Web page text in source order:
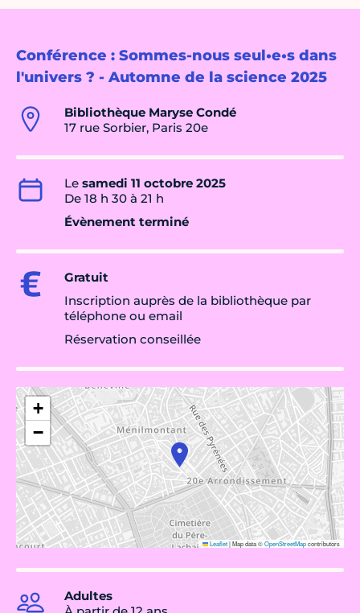
Conférence : Sommes-nous seul•e•s dans
l'univers ? - Automne de la science 2025
Bibliothèque Maryse Condé
17 rue Sorbier, Paris 20e
Le samedi 11 octobre 2025
De 18 h 30 à 21 h
Évènement terminé
Gratuit
Inscription auprès de la bibliothèque par
téléphone ou email
Réservation conseillée
+
−
Leaflet|Map data ©OpenStreetMapcontributors
Adultes